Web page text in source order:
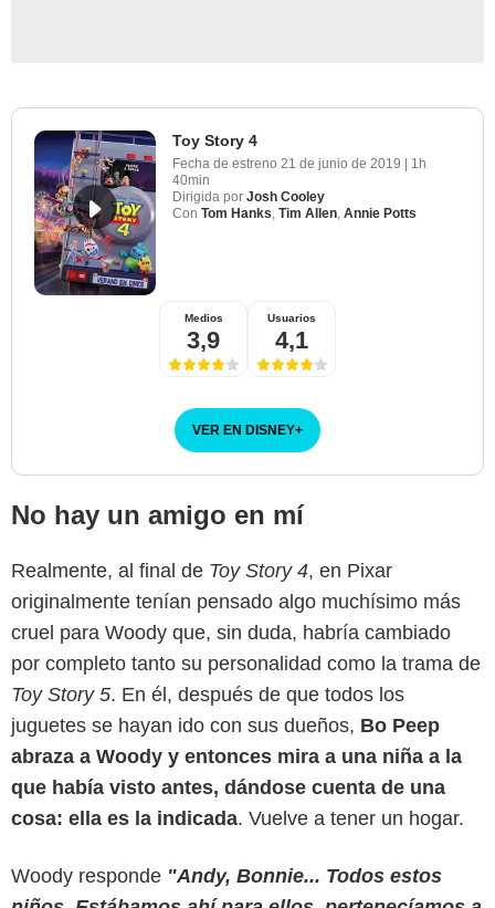
Toy Story 4
Fecha de estreno 21 de junio de 2019 | 1h
40min
Dirigida por Josh Cooley
Con Tom Hanks Tim Allen Annie Potts
Medios
3,9
Usuarios
4,1
VER EN DISNEY+
No hay un amigo en mí
Realmente, al final de Toy Story 4, en Pixar
originalmente tenían pensado algo muchísimo más
cruel para Woody que, sin duda, habría cambiado
por completo tanto su personalidad como la trama de
Toy Story 5. En él, después de que todos los
juguetes se hayan ido con sus dueños, Bo Peep
abraza a Woody y entonces mira a una niña a la
que había visto antes, dándose cuenta de una
cosa: ella es la indicada. Vuelve a tener un hogar.
Woody responde "Andy, Bonnie... Todos estos